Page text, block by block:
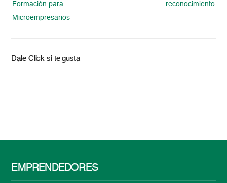
Formación para
Microempresarios
reconocimiento
Dale Click si te gusta
EMPRENDEDORES